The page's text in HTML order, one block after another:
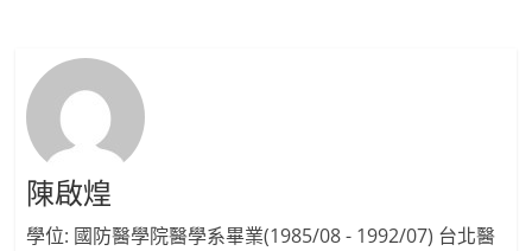
陳啟煌
學位: 國防醫學院醫學系畢業(1985/08 - 1992/07) 台北醫